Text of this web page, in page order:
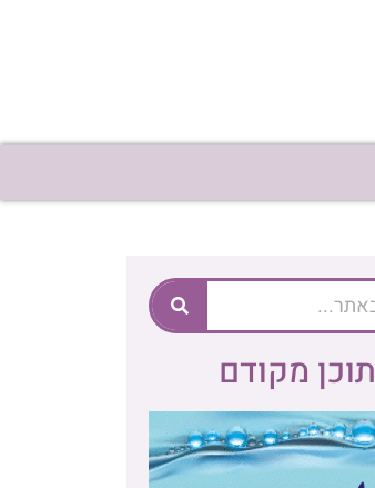
תוכן מקודם